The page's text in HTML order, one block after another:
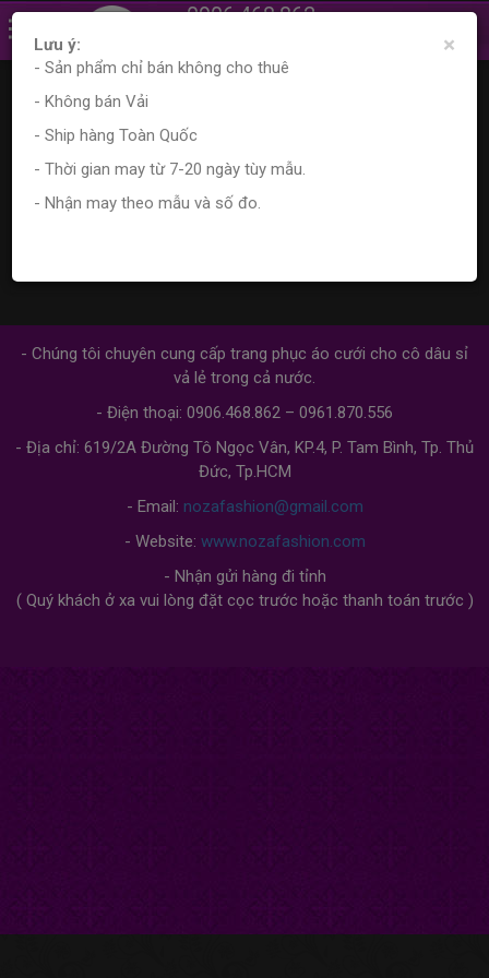
0906.468.862
Trang chủ Sản phẩm Tìm kiếm sản phẩm
Kết quả tìm kiếm
- Chúng tôi chuyên cung cấp trang phục áo cưới cho cô dâu sỉ
vả lẻ trong cả nước.
- Điện thoại: 0906.468.862 – 0961.870.556
- Địa chỉ: 619/2A Đường Tô Ngọc Vân, KP.4, P. Tam Bình, Tp. Thủ
Đức, Tp.HCM
- Email: nozafashion@gmail.com
- Website: www.nozafashion.com
- Nhận gửi hàng đi tỉnh
( Quý khách ở xa vui lòng đặt cọc trước hoặc thanh toán trước )
×
Lưu ý:
- Sản phẩm chỉ bán không cho thuê
- Không bán Vải
- Ship hàng Toàn Quốc
- Thời gian may từ 7-20 ngày tùy mẫu.
- Nhận may theo mẫu và số đo.